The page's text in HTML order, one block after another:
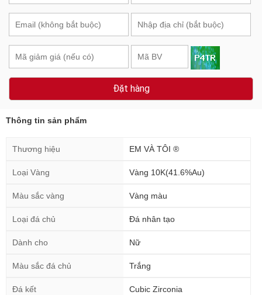
Đặt hàng
Thông tin sản phẩm
Thương hiệu EM VÀ TÔI ®
Loại Vàng Vàng 10K(41.6%Au)
Màu sắc vàng Vàng màu
Loại đá chủ Đá nhân tạo
Dành cho Nữ
Màu sắc đá chủ Trắng
Đá kết Cubic Zirconia